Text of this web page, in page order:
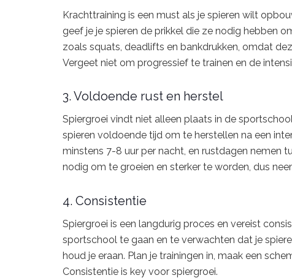
Krachttraining is een must als je spieren wilt
geef je je spieren de prikkel die ze nodig hebben
zoals squats, deadlifts en bankdrukken, omdat
Vergeet niet om progressief te trainen en de
3. Voldoende rust en herstel
Spiergroei vindt niet alleen plaats in de
spieren voldoende tijd om te herstellen na een
minstens 7-8 uur per nacht, en rustdagen nemen
nodig om te groeien en sterker te worden, dus
4. Consistentie
Spiergroei is een langdurig proces en vereist
sportschool te gaan en te verwachten dat je
houd je eraan. Plan je trainingen in, maak een
Consistentie is key voor spiergroei.